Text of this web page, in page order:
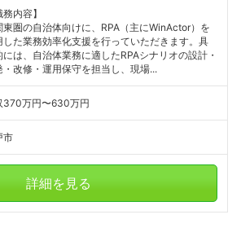
務内容】
東圏の自治体向けに、RPA（主にWinActor）を
した業務効率化支援を行っていただきます。具
には、自治体業務に適したRPAシナリオの設計・
・改修・運用保守を担当し、現場...
370万円〜630万円
市
詳細を見る